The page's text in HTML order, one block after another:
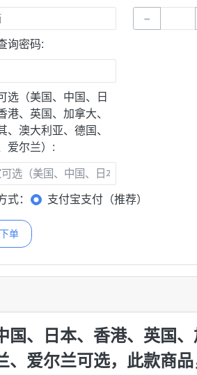
−
询密码:
选（美国、中国、日
港、英国、加拿大、
、澳大利亚、德国、
爱尔兰）:
式： 支付宝支付（推荐）
下单
国、日本、香港、英国
、爱尔兰可选，此款商